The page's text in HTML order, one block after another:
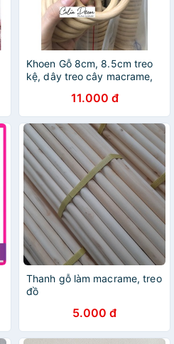
Khoen Gỗ 8cm, 8.5cm treo
kệ, dây treo cây macrame,
11.000 đ
Thanh gỗ làm macrame, treo
đồ
5.000 đ